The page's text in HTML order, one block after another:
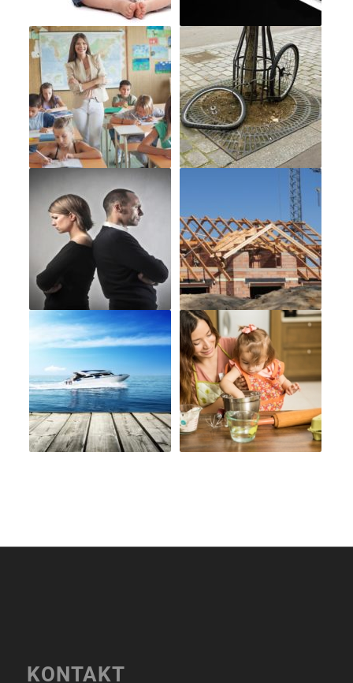
KONTAKT